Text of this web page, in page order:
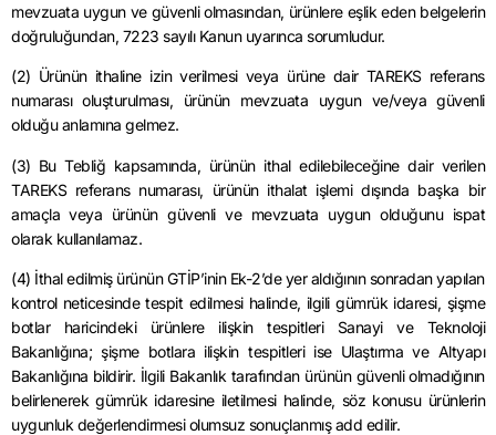
mevzuata uygun ve güvenli olmasından, ürünlere eşlik eden belgelerin
doğruluğundan, 7223 sayılı Kanun uyarınca sorumludur.
(2) Ürünün ithaline izin verilmesi veya ürüne dair TAREKS referans
numarası oluşturulması, ürünün mevzuata uygun ve/veya güvenli
olduğu anlamına gelmez.
(3) Bu Tebliğ kapsamında, ürünün ithal edilebileceğine dair verilen
TAREKS referans numarası, ürünün ithalat işlemi dışında başka bir
amaçla veya ürünün güvenli ve mevzuata uygun olduğunu ispat
olarak kullanılamaz.
(4) İthal edilmiş ürünün GTİP’inin Ek-2’de yer aldığının sonradan yapılan
kontrol neticesinde tespit edilmesi halinde, ilgili gümrük idaresi, şişme
botlar haricindeki ürünlere ilişkin tespitleri Sanayi ve Teknoloji
Bakanlığına; şişme botlara ilişkin tespitleri ise Ulaştırma ve Altyapı
Bakanlığına bildirir. İlgili Bakanlık tarafından ürünün güvenli olmadığının
belirlenerek gümrük idaresine iletilmesi halinde, söz konusu ürünlerin
uygunluk değerlendirmesi olumsuz sonuçlanmış add edilir.